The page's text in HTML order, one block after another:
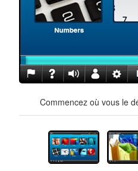
Commencez où vous le